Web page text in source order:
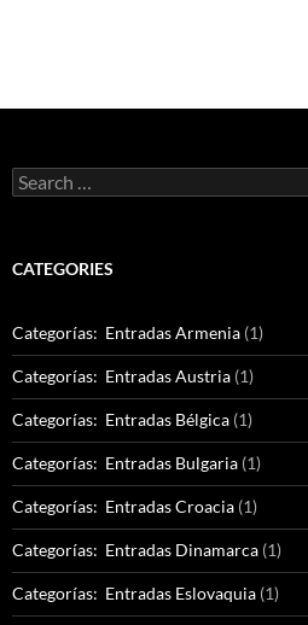
Search
for:
CATEGORIES
Categorías: Entradas Armenia (1)
Categorías: Entradas Austria (1)
Categorías: Entradas Bélgica (1)
Categorías: Entradas Bulgaria (1)
Categorías: Entradas Croacia (1)
Categorías: Entradas Dinamarca (1)
Categorías: Entradas Eslovaquia (1)